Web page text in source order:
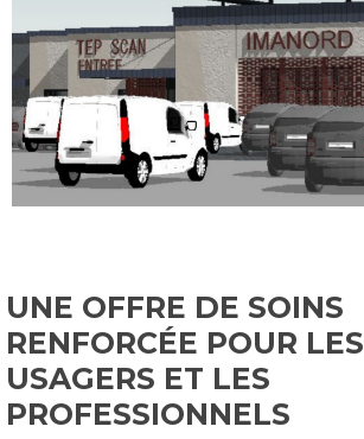
UNE OFFRE DE SOINS
RENFORCÉE POUR LES
USAGERS ET LES
PROFESSIONNELS